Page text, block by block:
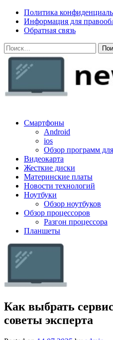
Skip
content
Политика
Информация для
Обратная связь
Найти:
Смартфоны
Android
ios
Обзор программ
Видеокарта
Жесткие диски
Материнские платы
Новости технологий
Ноутбуки
Обзор ноутбуков
Обзор процессоров
Разгон процессора
Планшеты
Как выбрать
советы эксперта